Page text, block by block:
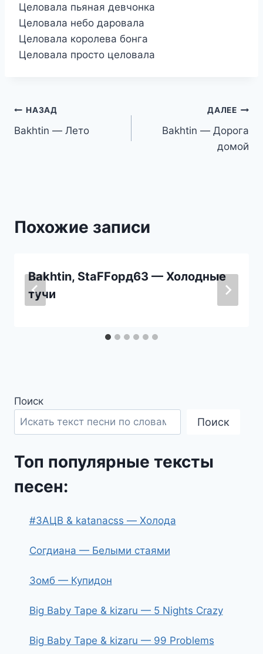
Целовала пьяная девчонка
Целовала небо даровала
Целовала королева бонга
Целовала просто целовала
Навигация
по
НАЗАД
Bakhtin — Лето
ДАЛЕЕ
Bakhtin — Дорога
домой
Похожие записи
Bakhtin, StaFFорд63 — Холодные
тучи
Поиск
Поиск
Топ популярные тексты
песен:
#ЗАЦВ & katanacss — Холода
Согдиана — Белыми стаями
Зомб — Купидон
Big Baby Tape & kizaru — 5 Nights Crazy
Big Baby Tape & kizaru — 99 Problems